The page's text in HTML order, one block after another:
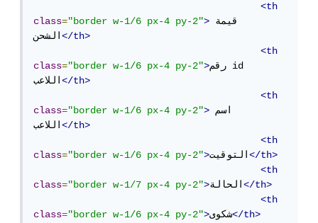
<th
class="border w-1/6 px-4 py-2"> قيمة
الشحن</th>
<th
class="border w-1/6 px-4 py-2">رقم id
اللاعب</th>
<th
class="border w-1/6 px-4 py-2"> اسم
اللاعب</th>
<th
class="border w-1/6 px-4 py-2">التوقيت</th>
<th
class="border w-1/7 px-4 py-2">الحالة</th>
<th
class="border w-1/6 px-4 py-2">شكوى</th>